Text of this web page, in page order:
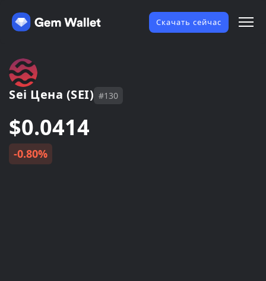
Скачать сейчас
Sei Цена (SEI) #130
$0.0414
-0.80%